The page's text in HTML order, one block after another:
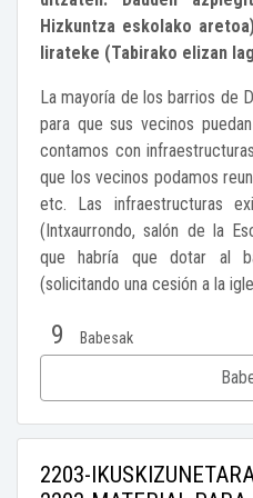
Hizkuntza eskolako
lirateke (Tabirako elizan
La mayoría de los barrios de
para que sus vecinos
contamos con
que los vecinos podamos
etc. Las infraestructuras
(Intxaurrondo, salón de la
que habría que dotar al
(solicitando una cesión a la
9 Babesak
2203-